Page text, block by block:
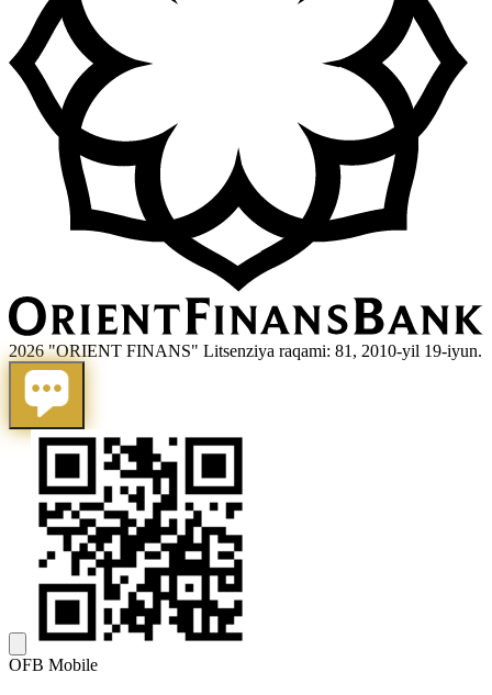
2026 "ORIENT FINANS" Litsenziya raqami: 81, 2010-yil 19-iyun.
OFB Mobile